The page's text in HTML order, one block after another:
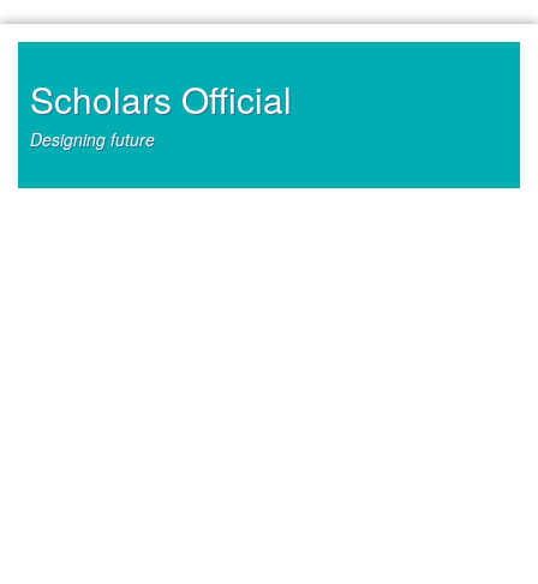
contentScholars Official
Designing future